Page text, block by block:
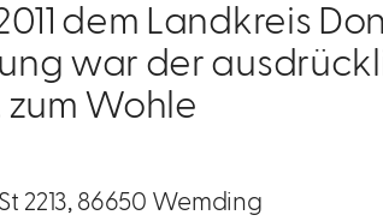
dem Landkreis
war der
zum Wohle
2213, 86650 Wemding